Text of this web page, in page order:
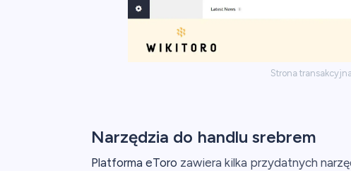
Strona
Narzędzia do handlu srebrem
Platforma eToro zawiera kilka przydatnych